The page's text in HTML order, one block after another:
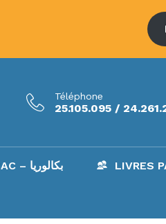
Téléphone
25.105.095 /
BAC – بكالوريا LIVRES